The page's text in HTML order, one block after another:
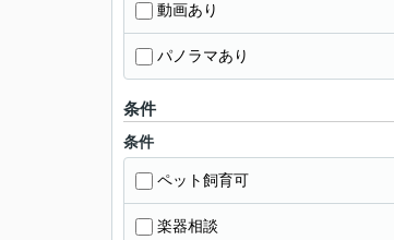
動画あり
パノラマあり
条件
条件
ペット飼育可
楽器相談